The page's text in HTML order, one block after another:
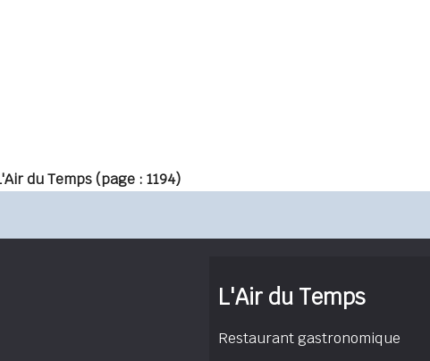
du Temps(page : 1194)
L'Air du Temps
Restaurant gastronomique